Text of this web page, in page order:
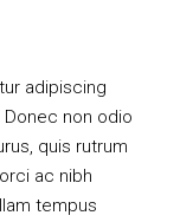
adipiscing
non odio
quis rutrum
ac nibh
tempus